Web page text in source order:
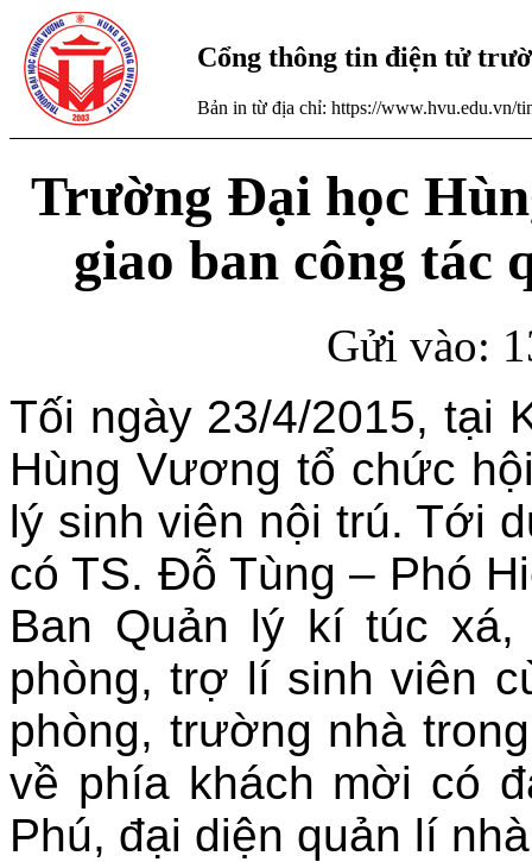
Cổng thông tin điện tử
Bản in từ địa chỉ: https://www.hvu.edu.vn/
Trường Đại học
giao ban công tác
Gửi vào:
Tối ngày 23/4/2015, tại
Hùng Vương tổ chức
lý sinh viên nội trú. Tới
có TS. Đỗ Tùng – Phó
Ban Quản lý kí túc
phòng, trợ lí sinh viên
phòng, trường nhà
về phía khách mời có
Phú, đại diện quản lí